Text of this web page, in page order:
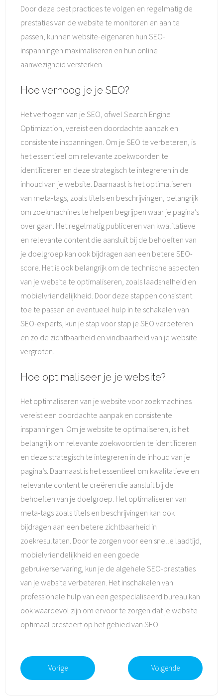
Door deze best practices te volgen en regelmatig de
prestaties van de website te monitoren en aan te
passen, kunnen website-eigenaren hun SEO-
inspanningen maximaliseren en hun online
aanwezigheid versterken.
Hoe verhoog je je SEO?
Het verhogen van je SEO, ofwel Search Engine
Optimization, vereist een doordachte aanpak en
consistente inspanningen. Om je SEO te verbeteren, is
het essentieel om relevante zoekwoorden te
identificeren en deze strategisch te integreren in de
inhoud van je website. Daarnaast is het optimaliseren
van meta-tags, zoals titels en beschrijvingen, belangrijk
om zoekmachines te helpen begrijpen waar je pagina’s
over gaan. Het regelmatig publiceren van kwalitatieve
en relevante content die aansluit bij de behoeften van
je doelgroep kan ook bijdragen aan een betere SEO-
score. Het is ook belangrijk om de technische aspecten
van je website te optimaliseren, zoals laadsnelheid en
mobielvriendelijkheid. Door deze stappen consistent
toe te passen en eventueel hulp in te schakelen van
SEO-experts, kun je stap voor stap je SEO verbeteren
en zo de zichtbaarheid en vindbaarheid van je website
vergroten.
Hoe optimaliseer je je website?
Het optimaliseren van je website voor zoekmachines
vereist een doordachte aanpak en consistente
inspanningen. Om je website te optimaliseren, is het
belangrijk om relevante zoekwoorden te identificeren
en deze strategisch te integreren in de inhoud van je
pagina’s. Daarnaast is het essentieel om kwalitatieve en
relevante content te creëren die aansluit bij de
behoeften van je doelgroep. Het optimaliseren van
meta-tags zoals titels en beschrijvingen kan ook
bijdragen aan een betere zichtbaarheid in
zoekresultaten. Door te zorgen voor een snelle laadtijd,
mobielvriendelijkheid en een goede
gebruikerservaring, kun je de algehele SEO-prestaties
van je website verbeteren. Het inschakelen van
professionele hulp van een gespecialiseerd bureau kan
ook waardevol zijn om ervoor te zorgen dat je website
optimaal presteert op het gebied van SEO.
Vorige Volgende